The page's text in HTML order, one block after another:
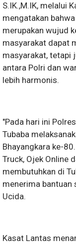
S.IK.,M.IK, melalui
mengatakan
merupakan wujud
masyarakat dapat
masyarakat, tetapi
antara Polri dan
lebih harmonis.
"Pada hari ini
Tubaba
Bhayangkara ke-
Truck, Ojek Online
membutuhkan di
menerima bantuan
Ucida.
Kasat Lantas